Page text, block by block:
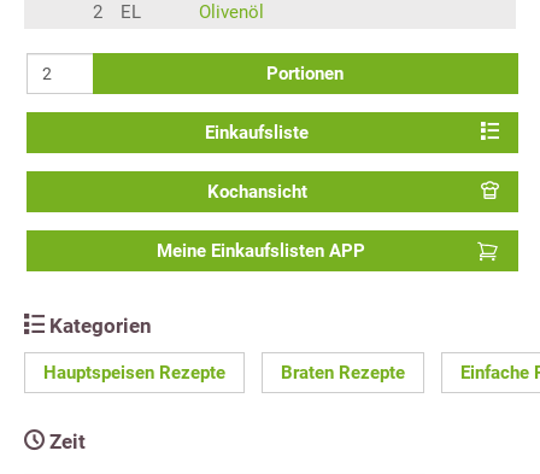
2
EL Olivenöl
Portionen
Einkaufsliste
Kochansicht
Meine Einkaufslisten APP
Kategorien
Hauptspeisen Rezepte Braten Rezepte Einfache
Zeit